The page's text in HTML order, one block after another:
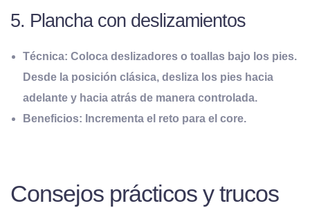
5. Plancha con deslizamientos
Técnica: Coloca deslizadores o toallas bajo los pies.
Desde la posición clásica, desliza los pies hacia
adelante y hacia atrás de manera controlada.
Beneficios: Incrementa el reto para el core.
Consejos prácticos y trucos